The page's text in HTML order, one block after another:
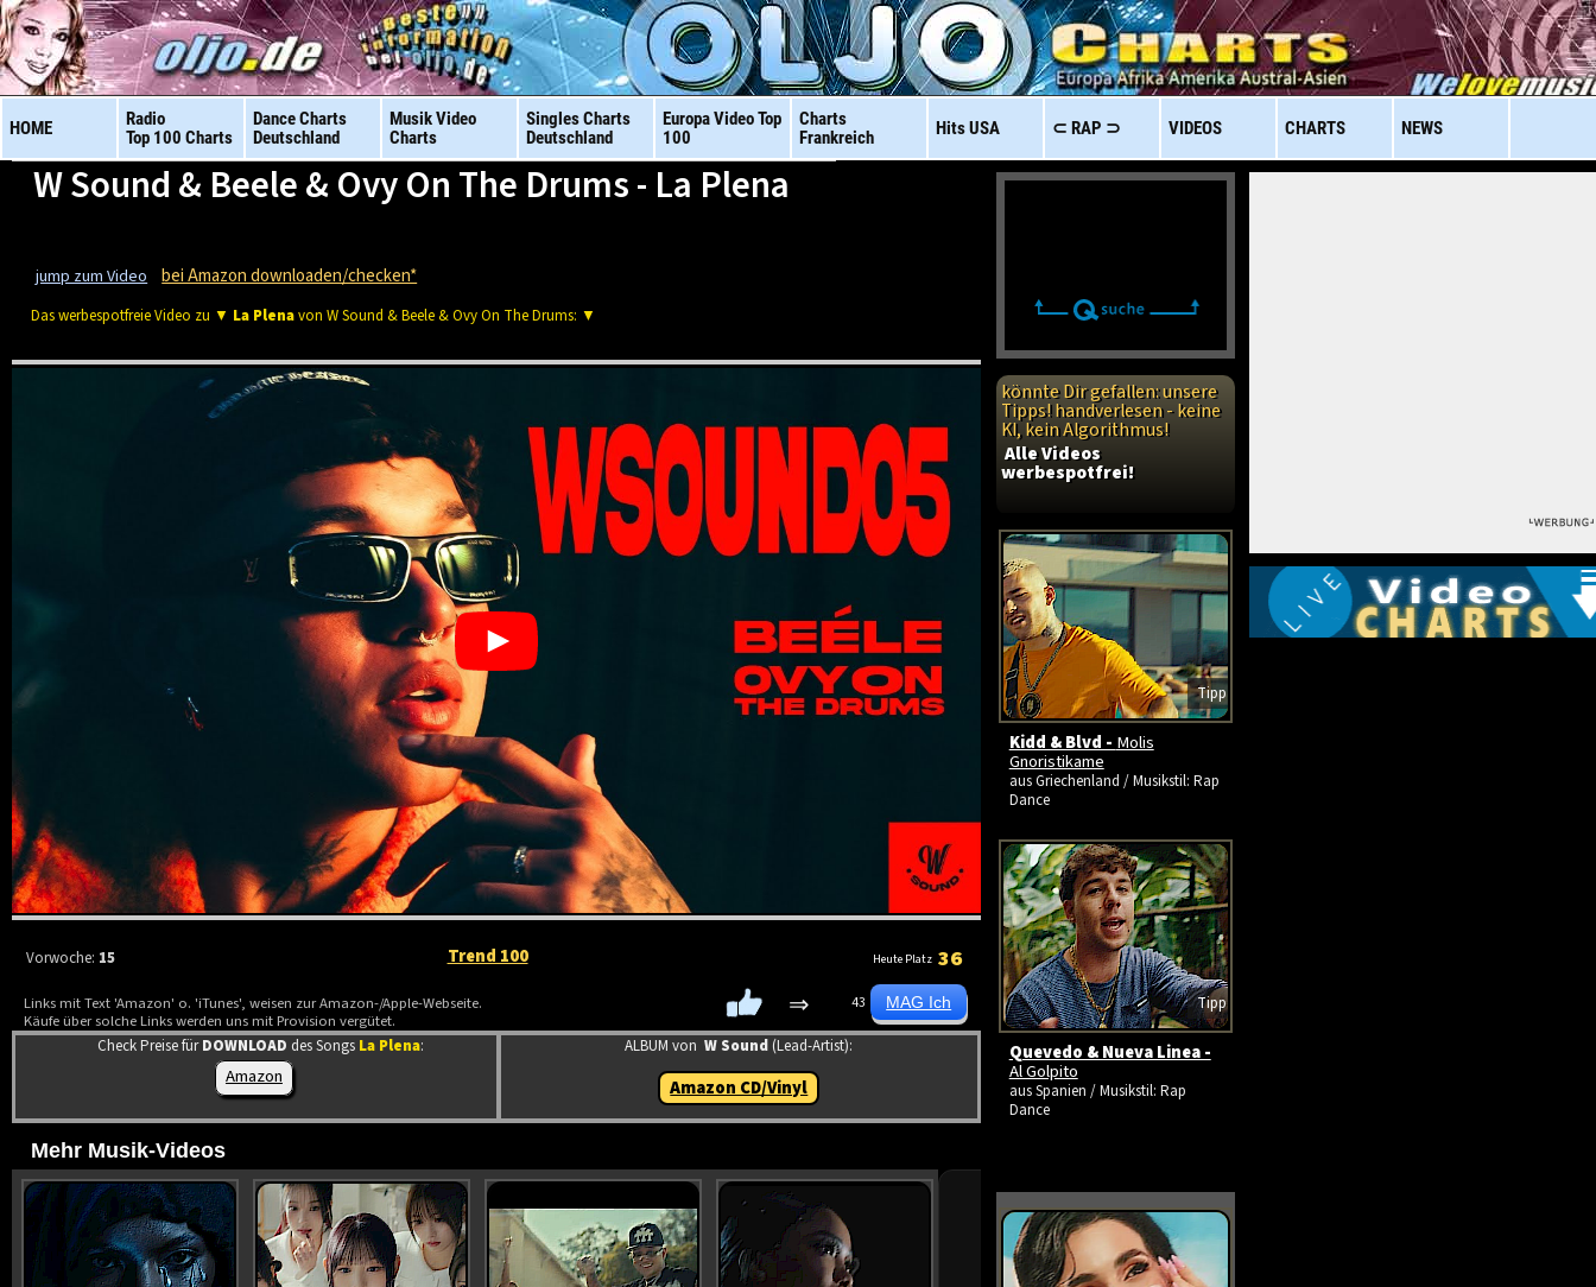
HOME
Radio
Top 100 Charts
Dance Charts
Deutschland
Musik Video
Charts
Singles Charts
Deutschland
Europa VideoTop
100
Charts
Frankreich
HitsUSA ⊂ RAP ⊃ VIDEOS CHARTS NEWS
W Sound & Beele & Ovy On The Drums - La Plena
jump zum Video bei Amazon downloaden/checken*
Das werbespotfreie Video zu ▼ La Plenavon W Sound & Beele & Ovy On The Drums: ▼
Vorwoche: 15 Trend 100 Heute Platz 36
Links mit Text 'Amazon' o. 'iTunes', weisen zur Amazon-/Apple-Webseite.
Käufe über solche Links werden uns mit Provision vergütet.
⇒ 43
Check Preise fürDOWNLOAD des Songs La Plena:
Amazon
ALBUM von W Sound (Lead-Artist):
Amazon CD/Vinyl
Mehr Musik-Videos
könnte Dir gefallen: unsere
Tipps! handverlesen - keine
KI, kein Algorithmus!
Alle Videos
werbespotfrei!
Tipp
Kidd & Blvd - Molis
Gnoristikame
aus Griechenland / Musikstil: Rap
Dance
Tipp
Quevedo & Nueva Linea -
Al Golpito
aus Spanien / Musikstil: Rap
Dance